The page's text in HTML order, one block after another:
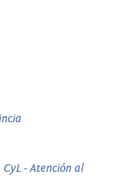
- Atención al